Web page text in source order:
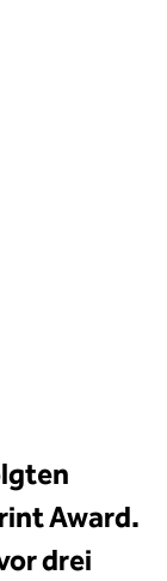
Award.
drei